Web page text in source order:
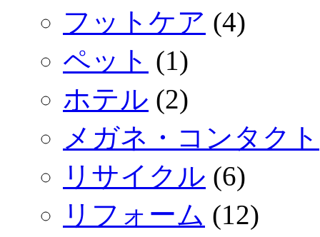
フットケア (4)
ペット (1)
ホテル (2)
メガネ・コンタクト
リサイクル (6)
リフォーム (12)